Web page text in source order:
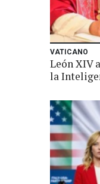
VATICANO
León XIV
la